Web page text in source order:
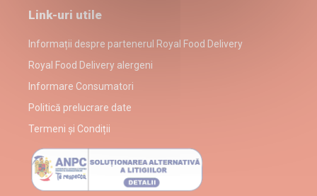
Link-uri utile
Informații despre partenerul Royal Food Delivery
Royal Food Delivery alergeni
Informare Consumatori
Politică prelucrare date
Termeni și Condiții